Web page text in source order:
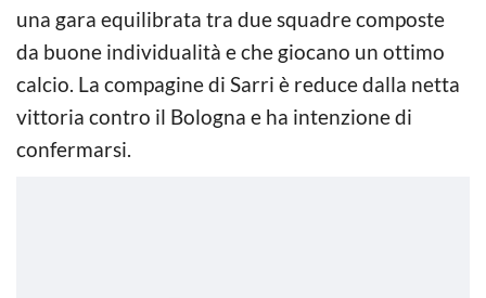
una gara equilibrata tra due squadre composte
da buone individualità e che giocano un ottimo
calcio. La compagine di Sarri è reduce dalla netta
vittoria contro il Bologna e ha intenzione di
confermarsi.